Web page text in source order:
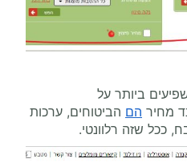
ביותר על
מחיר הם הביטוחים, ערכות
ככל שזה רלוונטי.